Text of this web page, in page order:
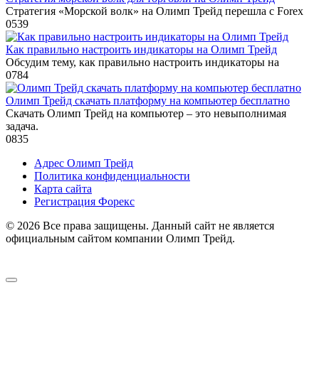
Стратегия «Морской волк» на Олимп Трейд перешла с Forex
0539
Как правильно настроить индикаторы на Олимп Трейд
Обсудим тему, как правильно настроить индикаторы на
0784
Олимп Трейд скачать платформу на компьютер бесплатно
Скачать Олимп Трейд на компьютер – это невыполнимая
задача.
0835
Адрес Олимп Трейд
Политика конфиденциальности
Карта сайта
Регистрация Форекс
© 2026 Все права защищены. Данный сайт не является
официальным сайтом компании Олимп Трейд.